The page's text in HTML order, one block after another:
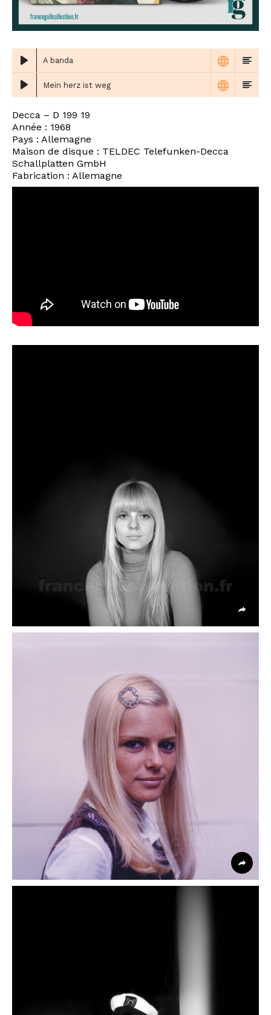
A banda
Mein herz ist weg
Decca – D 199 19
Année : 1968
Pays : Allemagne
Maison de disque : TELDEC Telefunken-Decca
Schallplatten GmbH
Fabrication : Allemagne